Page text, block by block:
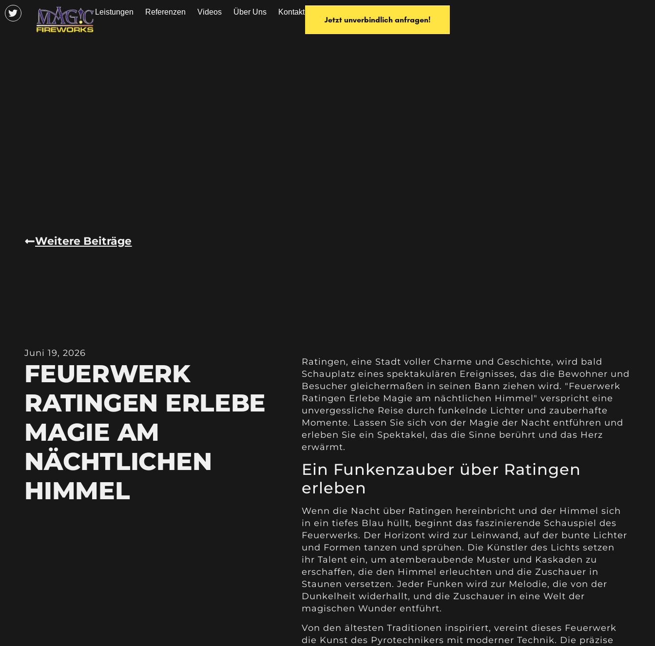
Leistungen Referenzen Videos Über Uns Kontakt
Jetzt unverbindlich anfragen!
Weitere Beiträge
Juni 19, 2026
FEUERWERK
RATINGEN ERLEBE
MAGIE AM
NÄCHTLICHEN
HIMMEL
Ratingen, eine Stadt voller Charme und Geschichte, wird bald
Schauplatz eines spektakulären Ereignisses, das die Bewohner und
Besucher gleichermaßen in seinen Bann ziehen wird. "Feuerwerk
Ratingen Erlebe Magie am nächtlichen Himmel" verspricht eine
unvergessliche Reise durch funkelnde Lichter und zauberhafte
Momente. Lassen Sie sich von der Magie der Nacht entführen und
erleben Sie ein Spektakel, das die Sinne berührt und das Herz
erwärmt.
Ein Funkenzauber über Ratingen
erleben
Wenn die Nacht über Ratingen hereinbricht und der Himmel sich
in ein tiefes Blau hüllt, beginnt das faszinierende Schauspiel des
Feuerwerks. Der Horizont wird zur Leinwand, auf der bunte Lichter
und Formen tanzen und sprühen. Die Künstler des Lichts setzen
ihr Talent ein, um atemberaubende Muster und Kaskaden zu
erschaffen, die den Himmel erleuchten und die Zuschauer in
Staunen versetzen. Jeder Funken wird zur Melodie, die von der
Dunkelheit widerhallt, und die Zuschauer in eine Welt der
magischen Wunder entführt.
Von den ältesten Traditionen inspiriert, vereint dieses Feuerwerk
die Kunst des Pyrotechnikers mit moderner Technik. Die präzise